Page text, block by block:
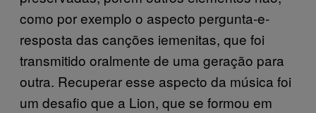
como por exemplo o aspecto pergunta-e-
resposta das canções iemenitas, que foi
transmitido oralmente de uma geração para
outra. Recuperar esse aspecto da música foi
um desafio que a Lion, que se formou em